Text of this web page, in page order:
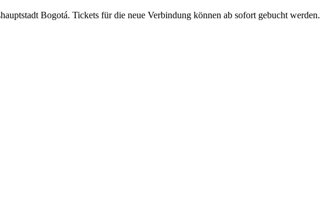
Bogotá. Tickets für die neue Verbindung können ab sofort gebucht werden.